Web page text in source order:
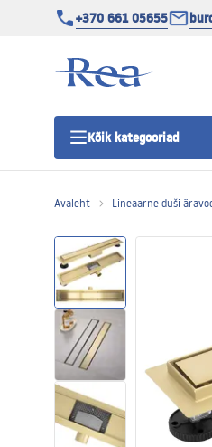
+370 661 05655
Kõik kategooriad
Duši uks
Vannitoa dušialused
Lineaarne duši
Tualettruumid
Avaleht Lineaarne duši